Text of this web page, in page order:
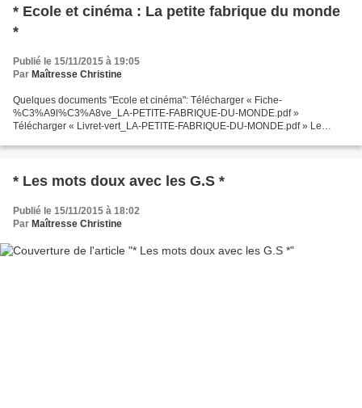
* Ecole et cinéma : La petite fabrique du monde
*
Publié le 15/11/2015 à 19:05
Par Maîtresse Christine
Quelques documents "Ecole et cinéma": Télécharger « Fiche-
%C3%A9l%C3%A8ve_LA-PETITE-FABRIQUE-DU-MONDE.pdf »
Télécharger « Livret-vert_LA-PETITE-FABRIQUE-DU-MONDE.pdf » Le
http://www.cddp95.ac-
* Les mots doux avec les G.S *
Publié le 15/11/2015 à 18:02
Par Maîtresse Christine